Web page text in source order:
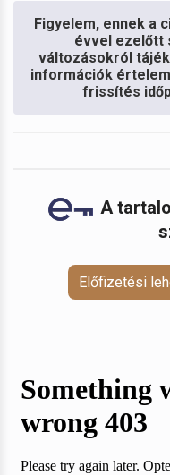
Figyelem, ennek a
évvel ezelőtt
változásokról
információk
frissítés
A
Előfizetési